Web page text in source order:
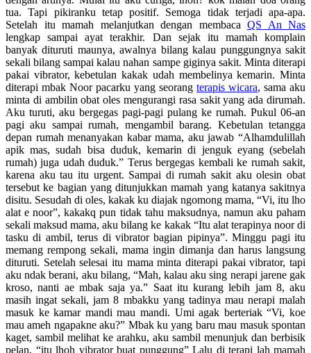
tua. Tapi pikiranku tetap positif. Semoga tidak terjadi apa-apa.
Setelah itu mamah melanjutkan dengan membaca QS An Nas
lengkap sampai ayat terakhir. Dan sejak itu mamah komplain
banyak dituruti maunya, awalnya bilang kalau punggungnya sakit
sekali bilang sampai kalau nahan sampe giginya sakit. Minta diterapi
pakai vibrator, kebetulan kakak udah membelinya kemarin. Minta
diterapi mbak Noor pacarku yang seorang terapis wicara, sama aku
minta di ambilin obat oles mengurangi rasa sakit yang ada dirumah.
Aku turuti, aku bergegas pagi-pagi pulang ke rumah. Pukul 06-an
pagi aku sampai rumah, mengambil barang. Kebetulan tetangga
depan rumah menanyakan kabar mama, aku jawab “Alhamdulillah
apik mas, sudah bisa duduk, kemarin di jenguk eyang (sebelah
rumah) juga udah duduk.” Terus bergegas kembali ke rumah sakit,
karena aku tau itu urgent. Sampai di rumah sakit aku olesin obat
tersebut ke bagian yang ditunjukkan mamah yang katanya sakitnya
disitu. Sesudah di oles, kakak ku diajak ngomong mama, “Vi, itu lho
alat e noor”, kakakq pun tidak tahu maksudnya, namun aku paham
sekali maksud mama, aku bilang ke kakak “Itu alat terapinya noor di
tasku di ambil, terus di vibrator bagian pipinya”. Minggu pagi itu
memang rempong sekali, mama ingin dimanja dan harus langsung
dituruti. Setelah selesai itu mama minta diterapi pakai vibrator, tapi
aku ndak berani, aku bilang, “Mah, kalau aku sing nerapi jarene gak
kroso, nanti ae mbak saja ya.” Saat itu kurang lebih jam 8, aku
masih ingat sekali, jam 8 mbakku yang tadinya mau nerapi malah
masuk ke kamar mandi mau mandi. Umi agak berteriak “Vi, koe
mau ameh ngapakne aku?” Mbak ku yang baru mau masuk spontan
kaget, sambil melihat ke arahku, aku sambil menunjuk dan berbisik
pelan, “itu lhoh vibrator buat punggung” Lalu di terapi lah mamah